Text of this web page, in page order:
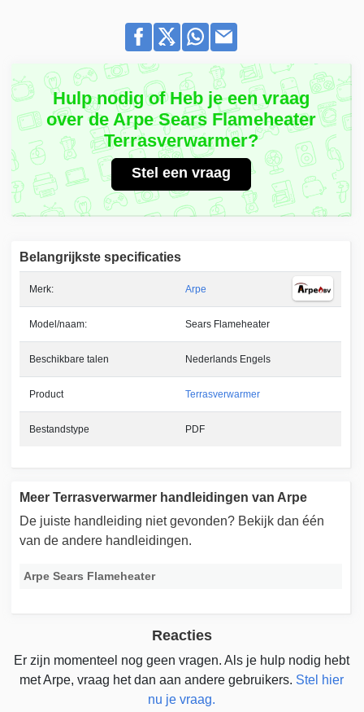
Hulp nodig of Heb je een vraag
over de Arpe Sears Flameheater
Terrasverwarmer?
Stel een vraag
Belangrijkste specificaties
Merk: Arpe
Model/naam: Sears Flameheater
Beschikbare talen Nederlands Engels
Product Terrasverwarmer
Bestandstype PDF
Meer Terrasverwarmer handleidingen van Arpe
De juiste handleiding niet gevonden? Bekijk dan één
van de andere handleidingen.
Arpe Sears Flameheater
Reacties
Er zijn momenteel nog geen vragen. Als je hulp nodig hebt
met Arpe, vraag het dan aan andere gebruikers. Stel hier
nu je vraag.